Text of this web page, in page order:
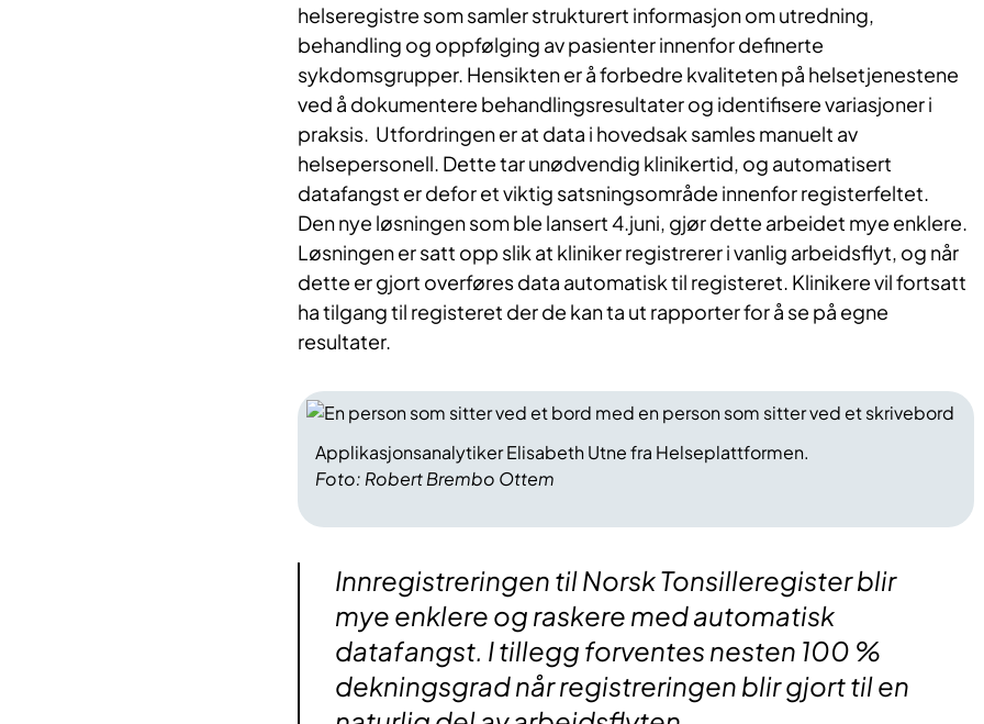
helseregistre som samler strukturert informasjon om utredning,
behandling og oppfølging av pasienter innenfor definerte
sykdomsgrupper. Hensikten er å forbedre kvaliteten på helsetjenestene
ved å dokumentere behandlingsresultater og identifisere variasjoner i
praksis. Utfordringen er at data i hovedsak samles manuelt av
helsepersonell. Dette tar unødvendig klinikertid, og automatisert
datafangst er defor et viktig satsningsområde innenfor registerfeltet.
Den nye løsningen som ble lansert 4.juni, gjør dette arbeidet mye enklere.
Løsningen er satt opp slik at kliniker registrerer i vanlig arbeidsflyt, og når
dette er gjort overføres data automatisk til registeret. Klinikere vil fortsatt
ha tilgang til registeret der de kan ta ut rapporter for å se på egne
resultater.
Foto: Robert Brembo Ottem
Applikasjonsanalytiker Elisabeth Utne fra Helseplattformen.
Innregistreringen til Norsk Tonsilleregister blir
mye enklere og raskere med automatisk
datafangst. I tillegg forventes nesten 100 %
dekningsgrad når registreringen blir gjort til en